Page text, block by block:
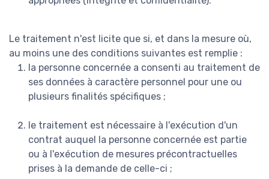
Le traitement n'est licite que si, et dans la mesure où,
au moins une des conditions suivantes est remplie :
la personne concernée a consenti au traitement de
ses données à caractère personnel pour une ou
plusieurs finalités spécifiques ;
le traitement est nécessaire à l'exécution d'un
contrat auquel la personne concernée est partie
ou à l'exécution de mesures précontractuelles
prises à la demande de celle-ci ;